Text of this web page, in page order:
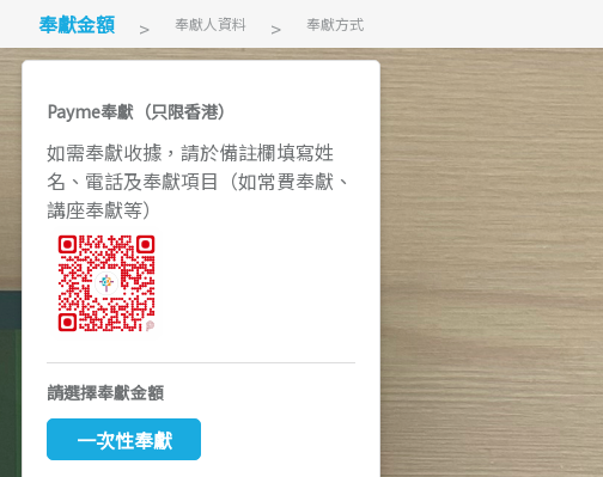
奉獻金額 奉獻人資料 奉獻方式
Payme奉獻（只限香港）
如需奉獻收據，請於備註欄填寫姓
名、電話及奉獻項目（如常費奉獻、
講座奉獻等）
請選擇奉獻金額
一次性奉獻